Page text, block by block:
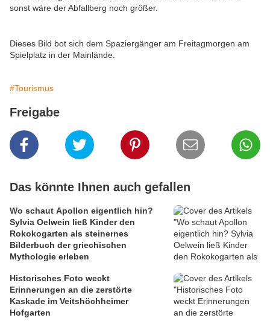
sonst wäre der Abfallberg noch größer.
Dieses Bild bot sich dem Spaziergänger am Freitagmorgen am
Spielplatz in der Mainlände.
#Tourismus
Freigabe
Das könnte Ihnen auch gefallen
Wo schaut Apollon eigentlich hin?
Sylvia Oelwein ließ Kinder den
Rokokogarten als steinernes
Bilderbuch der griechischen
Mythologie erleben
Historisches Foto weckt
Erinnerungen an die zerstörte
Kaskade im Veitshöchheimer
Hofgarten